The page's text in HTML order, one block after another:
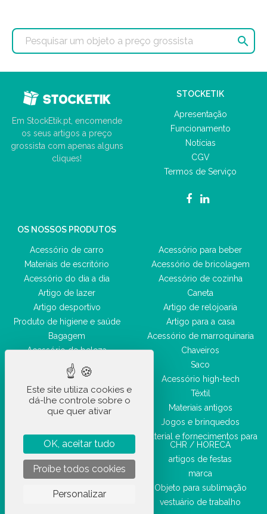

Em StockEtik.pt, encomende
os seus artigos a preço
grossista com apenas alguns
cliques!
STOCKETIK
Apresentação
Funcionamento
Notícias
CGV
Termos de Serviço
OS NOSSOS PRODUTOS
Acessório de carro
Materiais de escritório
Acessório do dia a dia
Artigo de lazer
Artigo desportivo
Produto de higiene e saúde
Bagagem
Acessório de beleza
Acessório para beber
Acessório de bricolagem
Acessório de cozinha
Caneta
Artigo de relojoaria
Artigo para a casa
Acessório de marroquinaria
Chaveiros
Saco
Acessório high-tech
Têxtil
Materiais antigos
Jogos e brinquedos
Material e fornecimentos para
CHR / HORECA
artigos de festas
marca
Objeto para sublimação
vestuário de trabalho
Este site utiliza cookies e
dá-lhe controle sobre o
que quer ativar
OK, aceitar tudo
Proíbe todos cookies
Personalizar